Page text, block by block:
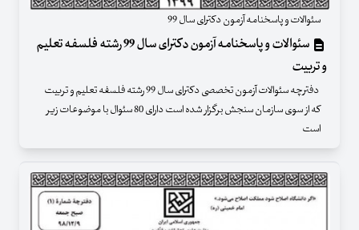
سئوالات و پاسخنامه آزمون دکترای سال 99
سئوالات و پاسخنامه آزمون دکترای سال 99 رشته فلسفه تعلیم
و تربیت
دفترچه سئوالات آزمون تخصصی دکترای سال 99 رشته فلسفه تعلیم و تربیت
که از سوی سازمان سنجش برگزار شده است دارای 80 سئوال با موضوعات زیر
است